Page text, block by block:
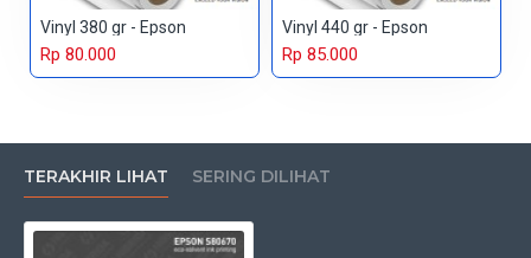
Vinyl 380 gr - Epson
Rp 80.000
Vinyl 440 gr - Epson
Rp 85.000
TERAKHIR LIHAT SERING DILIHAT